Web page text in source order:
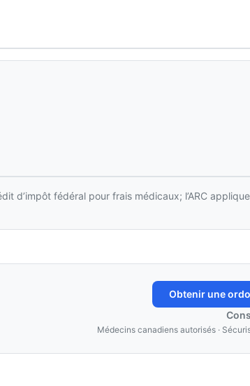
d’impôt fédéral pour frais médicaux; l’ARC
Obtenir une
Médecins canadiens autorisés ·